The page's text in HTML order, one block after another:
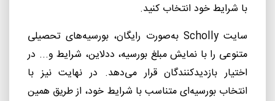
با شرایط خود انتخاب کنید.
سایتScholly بهصورت رایگان، بورسیههای تحصیلی
متنوعی را با نمایش مبلغ بورسیه، ددلاین، شرایط و... در
اختیار بازدیدکنندگان قرار میدهد. در نهایت نیز با
انتخاب بورسیهای متناسب با شرایط خود، از طریق همین